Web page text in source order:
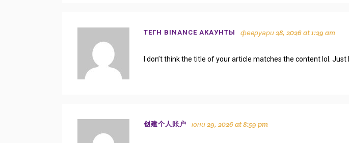
ТЕГН BINANCE АКАУНТЫ февруари 28, 2026 at 1:29 am
I don’t think the title of your article matches the content lol.
创建个人账户 юни 29, 2026 at 8:59 pm